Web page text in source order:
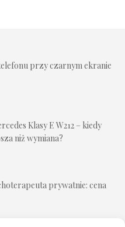
przy czarnym ekranie
Klasy E W212 – kiedy
niż wymiana?
prywatnie: cena